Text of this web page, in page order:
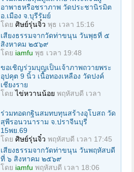
อาพาธหรือชราภาพ วัดประชานิรมิต
อ.เมือง จ.บุรีรัมย์
โดย ศิษย์รุ่นจิ๋ว พุธ เวลา 15:16
เสียงธรรมจากวัดท่าขนุน วันพุธที่ ๕
สิงหาคม ๒๕๖๙
โดย iamfu พุธ เวลา 19:48
ขอเชิญร่วมบุญเป็นเจ้าภาพถวายพระ
อุปคุต 9 นิ้ว เนื้อทองเหลือง วัดปงค์
เชียงราย
โดยไข่หวานน้อย พฤหัสบดี เวลา
ร่วมทอดกฐินสมทบทุนสร้างอุโบสถ วัด
สุพีรอนวนาราม จ.ปราจีนบุรี
15พย.69
โดย ศิษย์รุ่นจิ๋ว พฤหัสบดี เวลา 17:45
เสียงธรรมจากวัดท่าขนุน วันพฤหัสบดี
ที่ ๖ สิงหาคม ๒๕๖๙
โดย iamfu พฤหัสบดี เวลา 18:06